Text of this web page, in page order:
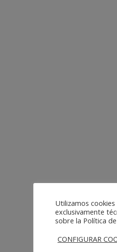
Utilizamos
exclusivamente
sobre la Política
CONFIGURAR